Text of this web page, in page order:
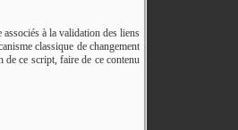
à la validation des liens
classique de changement
ce script, faire de ce contenu